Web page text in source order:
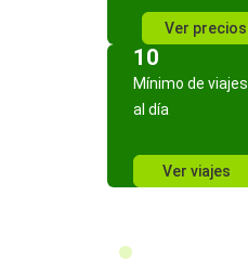
Ver precios
10
Mínimo de viajes
al día
Ver viajes